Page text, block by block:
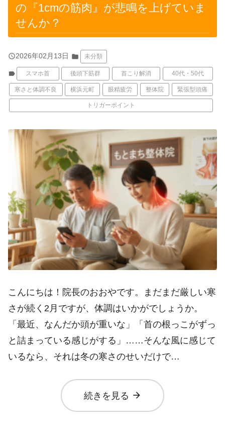
の『1cmの筋肉』が悲鳴を上げていま
せんか？
query_builder2026年02月13日 folder 未分類
label スマホ首 後頭下筋群 首こり解消 40代・50代
寒さと体調不良 横浜元町 眼精疲労 整体院 緊張型頭痛
トリガーポイント
こんにちは！院長のおおやです。まだまだ厳しい寒
さが続く2月ですが、体調はいかがでしょうか。
「最近、なんだか頭が重いな」「首の根っこがずっ
と詰まっている感じがする」……そんな風に感じて
いるなら、それは冬の寒さのせいだけで…
続きを見る arrow_forward